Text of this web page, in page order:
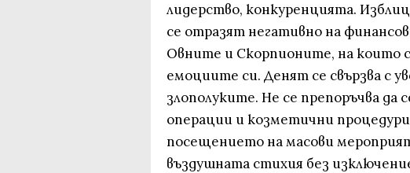
лидерство, конкуренцията.
се отразят негативно на
Овните и Скорпионите, на които
емоциите си. Денят се свързва с
злополуките. Не се препоръчва да
операции и козметични
посещението на масови
въздушната стихия без